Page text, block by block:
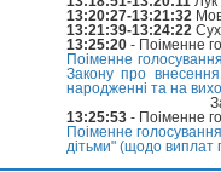
13:20:27-13:21:32
13:21:39-13:24:22
13:25:20 - Поіменне
Поіменне
Закону про
народженні та на
13:25:53 - Поіменне
Поіменне
дітьми" (щодо